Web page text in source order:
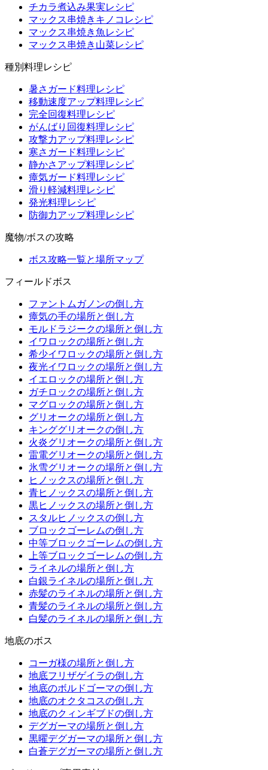
チカラ煮込み果実レシピ
マックス串焼きキノコレシピ
マックス串焼き魚レシピ
マックス串焼き山菜レシピ
種別料理レシピ
暑さガード料理レシピ
移動速度アップ料理レシピ
完全回復料理レシピ
がんばり回復料理レシピ
攻撃力アップ料理レシピ
寒さガード料理レシピ
静かさアップ料理レシピ
瘴気ガード料理レシピ
滑り軽減料理レシピ
発光料理レシピ
防御力アップ料理レシピ
魔物/ボスの攻略
ボス攻略一覧と場所マップ
フィールドボス
ファントムガノンの倒し方
瘴気の手の場所と倒し方
モルドラジークの場所と倒し方
イワロックの場所と倒し方
希少イワロックの場所と倒し方
夜光イワロックの場所と倒し方
イエロックの場所と倒し方
ガチロックの場所と倒し方
マグロックの場所と倒し方
グリオークの場所と倒し方
キンググリオークの倒し方
火炎グリオークの場所と倒し方
雷電グリオークの場所と倒し方
氷雪グリオークの場所と倒し方
ヒノックスの場所と倒し方
青ヒノックスの場所と倒し方
黒ヒノックスの場所と倒し方
スタルヒノックスの倒し方
ブロックゴーレムの倒し方
中等ブロックゴーレムの倒し方
上等ブロックゴーレムの倒し方
ライネルの場所と倒し方
白銀ライネルの場所と倒し方
赤髪のライネルの場所と倒し方
青髪のライネルの場所と倒し方
白髪のライネルの場所と倒し方
地底のボス
コーガ様の場所と倒し方
地底フリザゲイラの倒し方
地底のボルドゴーマの倒し方
地底のオクタコスの倒し方
地底のクィンギブドの倒し方
デグガーマの場所と倒し方
黒曜デグガーマの場所と倒し方
白蒼デグガーマの場所と倒し方